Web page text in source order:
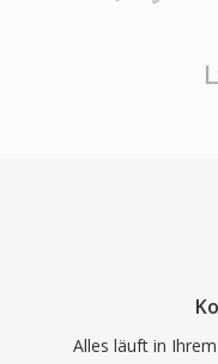
Alles läuft in